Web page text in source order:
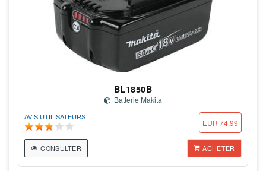
BL1850B
Batterie Makita
AVIS UTILISATEURS
EUR 74,99
CONSULTER ACHETER